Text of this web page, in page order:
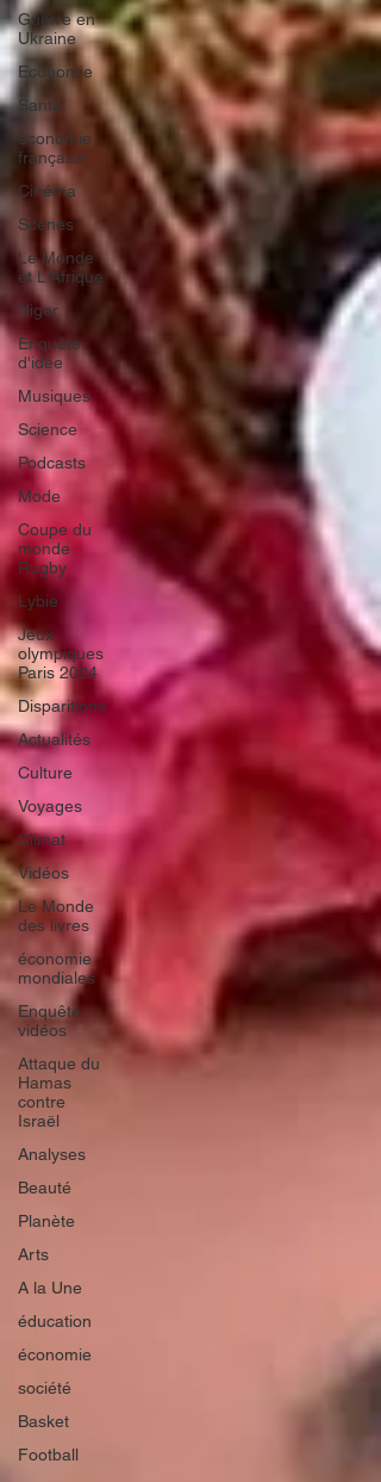
Guerre en
Ukraine
Economie
Santé
économie
française
Cinéma
Scènes
Le Monde
et L'Afrique
Niger
Enquête
d'idée
Musiques
Science
Podcasts
Mode
Coupe du
monde
Rugby
Lybie
Jeux
olympiques
Paris 2024
Disparitions
Actualités
Culture
Voyages
Climat
Vidéos
Le Monde
des livres
économie
mondiales
Enquête
vidéos
Attaque du
Hamas
contre
Israël
Analyses
Beauté
Planète
Arts
A la Une
éducation
économie
société
Basket
Football